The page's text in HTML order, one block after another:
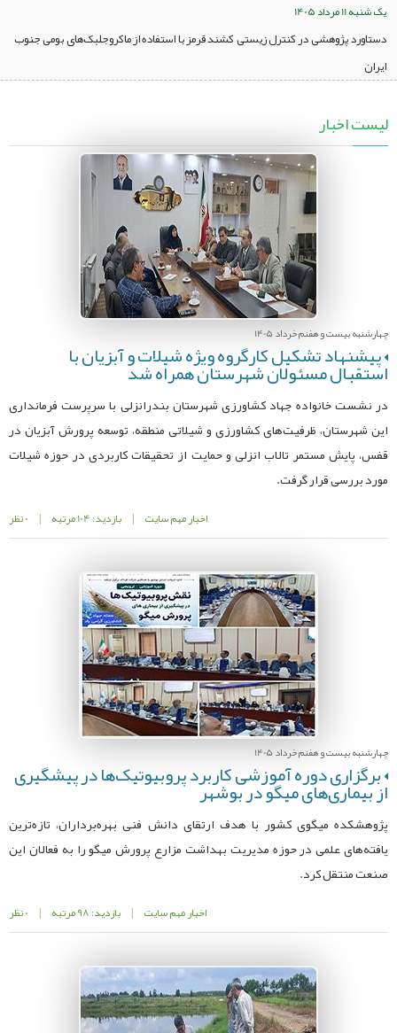
یک شنبه 11 مرداد 1405
دستاورد پژوهشی در کنترل زیستی کشند قرمز با استفاده از ماکروجلبک‌های بومی جنوب
ایران
لیست اخبار
چهارشنبه بیست و هفنم خرداد 1405
پیشنهاد تشکیل کارگروه ویژه شیلات و آبزیان با
استقبال مسئولان شهرستان همراه شد
در نشست خانواده جهاد کشاورزی شهرستان بندرانزلی با سرپرست فرمانداری
این شهرستان، ظرفیت‌های کشاورزی و شیلاتی منطقه، توسعه پرورش آبزیان در
قفس، پایش مستمر تالاب انزلی و حمایت از تحقیقات کاربردی در حوزه شیلات
مورد بررسی قرار گرفت.
اخبار مهم سایت | بازدید: 104 مرتبه | 0 نظر
چهارشنبه بیست و هفنم خرداد 1405
برگزاری دوره آموزشی کاربرد پروبیوتیک‌ها در پیشگیری
از بیماری‌های میگو در بوشهر
پژوهشکده میگوی کشور با هدف ارتقای دانش فنی بهره‌برداران، تازه‌ترین
یافته‌های علمی در حوزه مدیریت بهداشت مزارع پرورش میگو را به فعالان این
صنعت منتقل کرد.
اخبار مهم سایت | بازدید: 98 مرتبه | 0 نظر